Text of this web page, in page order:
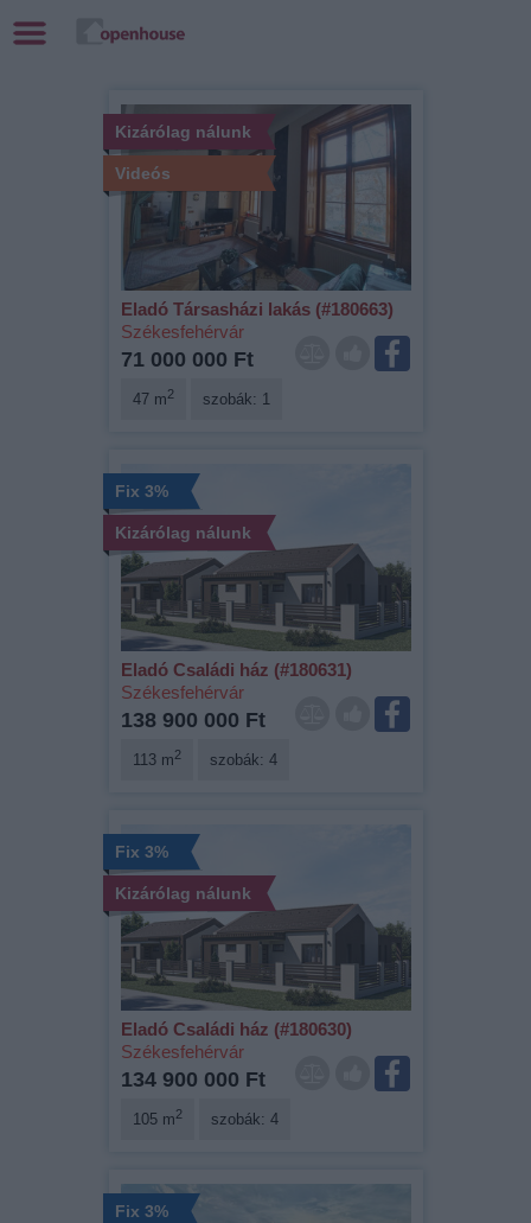
Kizárólag nálunk
Videós
Eladó Társasházi lakás (#180663)
Székesfehérvár
71 000 000 Ft
47 m2 szobák: 1
Fix 3%
Kizárólag nálunk
Eladó Családi ház (#180631)
Székesfehérvár
138 900 000 Ft
113 m2 szobák: 4
Fix 3%
Kizárólag nálunk
Eladó Családi ház (#180630)
Székesfehérvár
134 900 000 Ft
105 m2 szobák: 4
Fix 3%